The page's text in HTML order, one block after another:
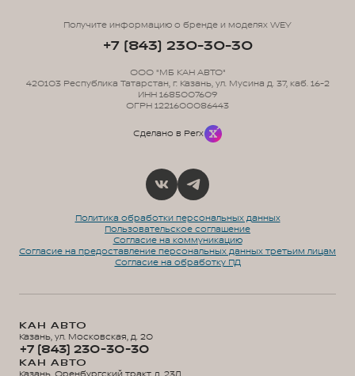
Политика обработки персональных данных
Пользовательское соглашение
Согласие на коммуникацию
Согласие на предоставление персональных данных третьим лицам
Согласие на обработку ПД
Получите информацию о бренде и моделях WEY
+7 (843) 230-30-30
ООО "МБ КАН АВТО"
420103 Республика Татарстан, г. Казань, ул. Мусина д. 37, каб. 16-2
ИНН 1685007609
ОГРН 1221600086443
Сделано в Perx
КАН АВТО
Казань, ул. Московская, д. 20
+7 (843) 230-30-30
КАН АВТО